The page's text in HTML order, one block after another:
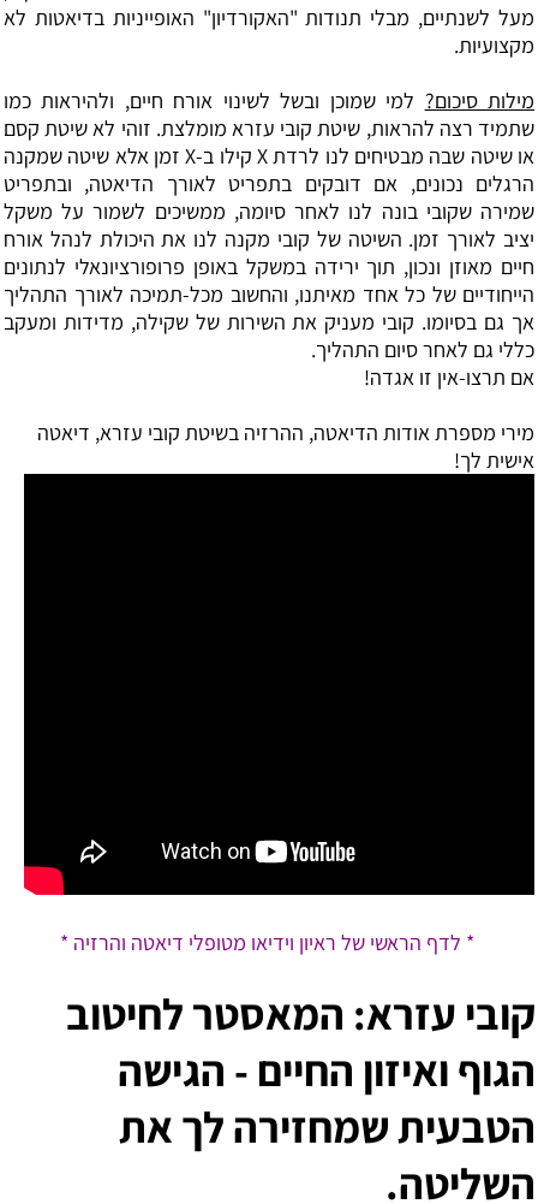
מעל לשנתיים, מבלי תנודות "האקורדיון" האופייניות בדיאטות לא
מקצועיות.
מילות סיכום? למי שמוכן ובשל לשינוי אורח חיים, ולהיראות כמו
שתמיד רצה להראות, שיטת קובי עזרא מומלצת. זוהי לא שיטת קסם
או שיטה שבה מבטיחים לנו לרדת X קילו ב-X זמן אלא שיטה שמקנה
הרגלים נכונים, אם דובקים בתפריט לאורך הדיאטה, ובתפריט
שמירה שקובי בונה לנו לאחר סיומה, ממשיכים לשמור על משקל
יציב לאורך זמן. השיטה של קובי מקנה לנו את היכולת לנהל אורח
חיים מאוזן ונכון, תוך ירידה במשקל באופן פרופורציונאלי לנתונים
הייחודיים של כל אחד מאיתנו, והחשוב מכל-תמיכה לאורך התהליך
אך גם בסיומו. קובי מעניק את השירות של שקילה, מדידות ומעקב
כללי גם לאחר סיום התהליך.
אם תרצו-אין זו אגדה!
מירי מספרת אודות הדיאטה, ההרזיה בשיטת קובי עזרא, דיאטה
אישית לך!
* לדף הראשי של ראיון וידיאו מטופלי דיאטה והרזיה *
קובי עזרא: המאסטר לחיטוב
הגוף ואיזון החיים - הגישה
הטבעית שמחזירה לך את
השליטה.